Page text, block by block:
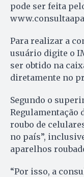
pode ser feita
Para realizar a
usuário digite o
ser obtido na
diretamente no
Segundo o
Regulamentação
roubo de
no país”,
aparelhos
“Por isso, a